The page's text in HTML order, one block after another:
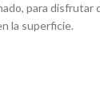
para disfrutar
la superficie.